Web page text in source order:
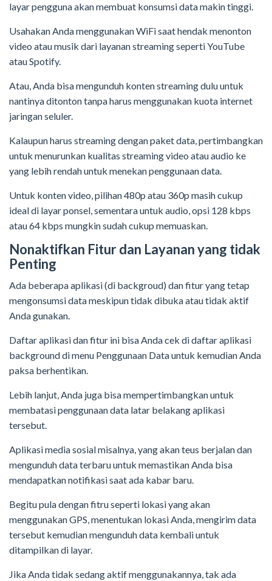
layar pengguna akan membuat konsumsi data makin tinggi.
Usahakan Anda menggunakan WiFi saat hendak menonton
video atau musik dari layanan streaming seperti YouTube
atau Spotify.
Atau, Anda bisa mengunduh konten streaming dulu untuk
nantinya ditonton tanpa harus menggunakan kuota internet
jaringan seluler.
Kalaupun harus streaming dengan paket data, pertimbangkan
untuk menurunkan kualitas streaming video atau audio ke
yang lebih rendah untuk menekan penggunaan data.
Untuk konten video, pilihan 480p atau 360p masih cukup
ideal di layar ponsel, sementara untuk audio, opsi 128 kbps
atau 64 kbps mungkin sudah cukup memuaskan.
Nonaktifkan Fitur dan Layanan yang tidak
Penting
Ada beberapa aplikasi (di backgroud) dan fitur yang tetap
mengonsumsi data meskipun tidak dibuka atau tidak aktif
Anda gunakan.
Daftar aplikasi dan fitur ini bisa Anda cek di daftar aplikasi
background di menu Penggunaan Data untuk kemudian Anda
paksa berhentikan.
Lebih lanjut, Anda juga bisa mempertimbangkan untuk
membatasi penggunaan data latar belakang aplikasi
tersebut.
Aplikasi media sosial misalnya, yang akan teus berjalan dan
mengunduh data terbaru untuk memastikan Anda bisa
mendapatkan notifikasi saat ada kabar baru.
Begitu pula dengan fitru seperti lokasi yang akan
menggunakan GPS, menentukan lokasi Anda, mengirim data
tersebut kemudian mengunduh data kembali untuk
ditampilkan di layar.
Jika Anda tidak sedang aktif menggunakannya, tak ada